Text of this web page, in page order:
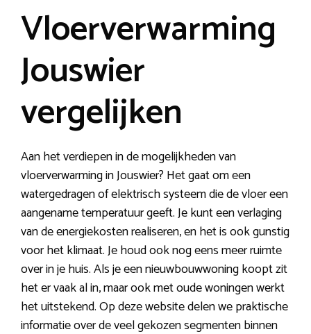
Vloerverwarming
Jouswier
vergelijken
Aan het verdiepen in de mogelijkheden van
vloerverwarming in Jouswier? Het gaat om een
watergedragen of elektrisch systeem die de vloer een
aangename temperatuur geeft. Je kunt een verlaging
van de energiekosten realiseren, en het is ook gunstig
voor het klimaat. Je houd ook nog eens meer ruimte
over in je huis. Als je een nieuwbouwwoning koopt zit
het er vaak al in, maar ook met oude woningen werkt
het uitstekend. Op deze website delen we praktische
informatie over de veel gekozen segmenten binnen